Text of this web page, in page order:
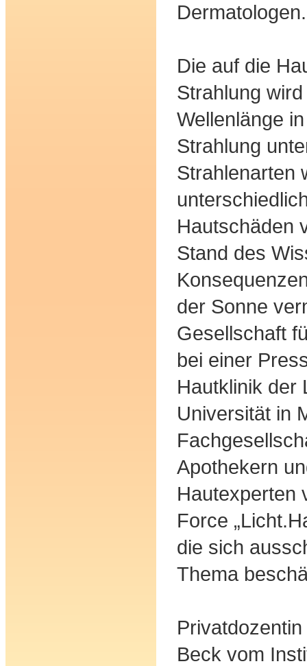
Dermatologen.
Die auf die
Strahlung
Wellenlänge
Strahlung
Strahlenarten
Hautschäden
Stand des
der Sonne
Gesellschaft
bei einer
Hautklinik der
Universität in
Apothekern
Hautexperten
Force
die sich
Thema
Beck vom